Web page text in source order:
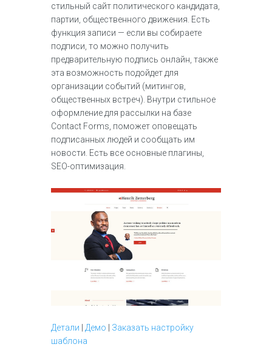
стильный сайт политического кандидата,
партии, общественного движения. Есть
функция записи — если вы собираете
подписи, то можно получить
предварительную подпись онлайн, также
эта возможность подойдет для
организации событий (митингов,
общественных встреч). Внутри стильное
оформление для рассылки на базе
Contact Forms, поможет оповещать
подписанных людей и сообщать им
новости. Есть все основные плагины,
SEO-оптимизация.
Детали Демо
Заказать настройку
шаблона